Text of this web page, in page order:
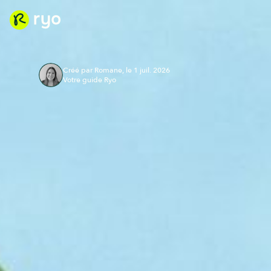
Créé par Romane, le 1 juil. 2026
Votre guide Ryo